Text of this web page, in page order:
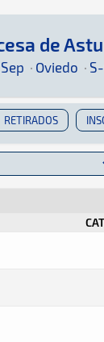
de
· Oviedo ·
· S-
RETIRADOS